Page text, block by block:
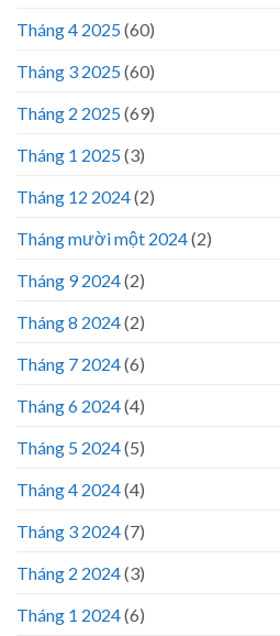
Tháng 4 2025(60)
Tháng 3 2025(60)
Tháng 2 2025(69)
Tháng 1 2025(3)
Tháng 12 2024(2)
Tháng mười một 2024(2)
Tháng 9 2024(2)
Tháng 8 2024(2)
Tháng 7 2024(6)
Tháng 6 2024(4)
Tháng 5 2024(5)
Tháng 4 2024(4)
Tháng 3 2024(7)
Tháng 2 2024(3)
Tháng 1 2024(6)